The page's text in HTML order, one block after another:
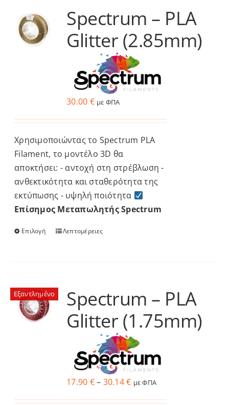
Services
Academy
Software
Blog
Επικοινωνία
Spectrum – PLA
Glitter (2.85mm)
30.00 € με ΦΠΑ
Χρησιμοποιώντας το Spectrum PLA
Filament, το μοντέλο 3D θα
αποκτήσει: - αντοχή στη στρέβλωση -
ανθεκτικότητα και σταθερότητα της
εκτύπωσης - υψηλή ποιότητα
Επίσημος Μεταπωλητής Spectrum
Επιλογή
Αυτό
πολλαπλές
παραλλαγές.
επιλογές
επιλεγούν
στη
σελίδα
Λεπτομέρειες
Εξαντλημένο
Spectrum – PLA
Glitter (1.75mm)
17.90 €– 30.14€Price
με ΦΠΑ